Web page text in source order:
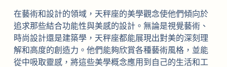
在藝術和設計的領域，天秤座的美學觀念使他們傾向於
追求那些結合功能性與美感的設計。無論是視覺藝術、
時尚設計還是建築學，天秤座都能展現出對美的深刻理
解和高度的創造力。他們能夠欣賞各種藝術風格，並能
從中吸取靈感，將這些美學概念應用到自己的生活和工